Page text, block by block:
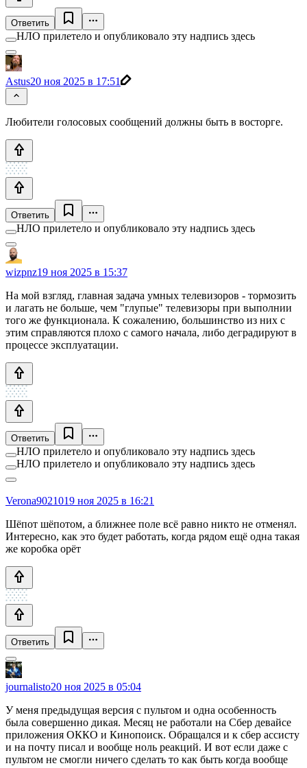
Ответить
НЛО прилетело и опубликовало эту надпись здесь
Astus20 ноя 2025 в 17:51
Любители голосовых сообщений должны быть в восторге.
Ответить
НЛО прилетело и опубликовало эту надпись здесь
wizpnz19 ноя 2025 в 15:37
На мой взгляд, главная задача умных телевизоров - тормозить
и лагать не больше, чем "глупые" телевизоры при выполнии
того же функционала. К сожалению, большинство из них с
этим справляются плохо с самого начала, либо деградируют в
процессе эксплуатации.
Ответить
НЛО прилетело и опубликовало эту надпись здесь
НЛО прилетело и опубликовало эту надпись здесь
Verona9021019 ноя 2025 в 16:21
Шёпот шёпотом, а ближнее поле всё равно никто не отменял.
Интересно, как это будет работать, когда рядом ещё одна такая
же коробка орёт
Ответить
journalisto20 ноя 2025 в 05:04
У меня предыдущая версия с пультом и одна особенность
была совершенно дикая. Месяц не работали на Сбер девайсе
приложения ОККО и Кинопоиск. Обращался и к сбер ассисту
и на почту писал и вообще ноль реакций. И вот если даже с
пультом не смогли ничего сделать то как быть когда вообще